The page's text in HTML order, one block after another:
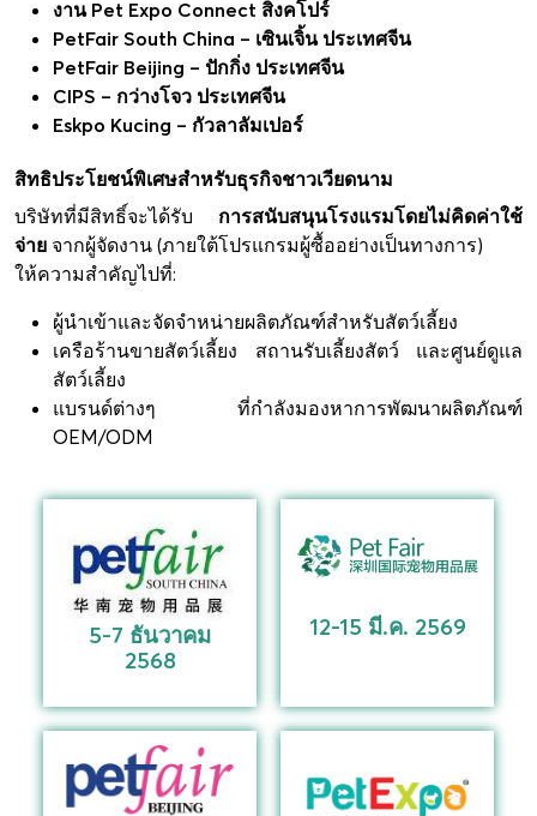
งาน Pet Expo Connect สิงคโปร์
PetFair South China – เซินเจิ้น ประเทศจีน
PetFair Beijing – ปักกิ่ง ประเทศจีน
CIPS – กว่างโจว ประเทศจีน
Eskpo Kucing – กัวลาลัมเปอร์
สิทธิประโยชน์พิเศษสำหรับธุรกิจชาวเวียดนาม
บริษัทที่มีสิทธิ์จะได้รับ การสนับสนุนโรงแรมโดยไม่คิดค่าใช้
จ่าย จากผู้จัดงาน (ภายใต้โปรแกรมผู้ซื้ออย่างเป็นทางการ)
ให้ความสำคัญไปที่:
ผู้นำเข้าและจัดจำหน่ายผลิตภัณฑ์สำหรับสัตว์เลี้ยง
เครือร้านขายสัตว์เลี้ยง สถานรับเลี้ยงสัตว์ และศูนย์ดูแล
สัตว์เลี้ยง
แบรนด์ต่างๆ ที่กำลังมองหาการพัฒนาผลิตภัณฑ์
OEM/ODM
5-7 ธันวาคม
2568
12-15 มี.ค. 2569